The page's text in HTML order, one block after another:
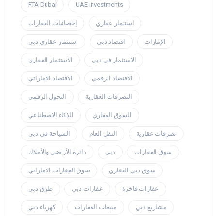
RTA Dubai UAE investments
إحصائيات العقارات استثمار عقاري
استثمار عقاري دبي اقتصاد دبي الإمارات
الاستثمار العقاري الاستثمار في دبي
الاقتصاد الإماراتي الاقتصاد الرقمي
التحول الرقمي التصرفات العقارية
الذكاء الاصطناعي السوق العقاري
السياحة في دبي النقل العام تصرفات عقارية
دائرة الأراضي والأملاك دبي سوق العقارات
سوق العقارات الإماراتي سوق دبي العقاري
طرق دبي عقارات دبي عقارات فاخرة
كهرباء دبي مبيعات العقارات مشاريع دبي